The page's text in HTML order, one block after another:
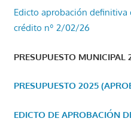
Edicto aprobación
crédito nº 2/02/26
PRESUPUESTO MUNICIPAL
PRESUPUESTO 2025
EDICTO DE APROBACIÓN